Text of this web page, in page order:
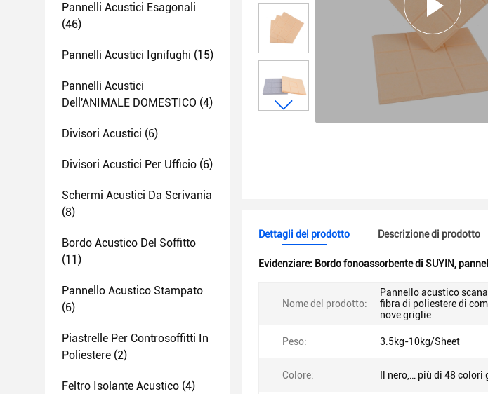
Pannelli Acustici Esagonali
(46)
Pannelli Acustici Ignifughi (15)
Pannelli Acustici
Dell'ANIMALE DOMESTICO (4)
Divisori Acustici (6)
Divisori Acustici Per Ufficio (6)
Schermi Acustici Da Scrivania
(8)
Bordo Acustico Del Soffitto
(11)
Pannello Acustico Stampato
(6)
Piastrelle Per Controsoffitti In
Poliestere (2)
Feltro Isolante Acustico (4)
Dettagli del prodotto Descrizione di prodotto
Evidenziare: Bordo fonoassorbente di SUYIN,
Nome del prodotto:
Pannello acustico
fibra di poliestere di
nove griglie
Peso: 3.5kg-10kg/Sheet
Colore: Il nero,… più di 48 colori